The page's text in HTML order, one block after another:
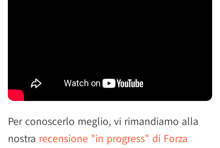
Per conoscerlo meglio, vi rimandiamo alla
nostra recensione "in progress" di Forza